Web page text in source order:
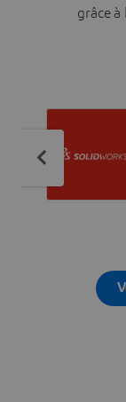
grâce à